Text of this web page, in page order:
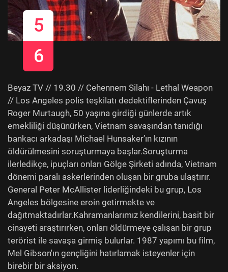
5
6
Beyaz TV // 19.30 // Cehennem Silahı - Lethal Weapon
// Los Angeles polis teşkilatı dedektiflerinden Çavuş
Roger Murtaugh, 50 yaşına girdiği günlerde artık
emekliliği düşünürken, Vietnam savaşından tanıdığı
bankacı arkadaşı Michael Hunsaker’ın kızının
öldürülmesini soruşturmaya başlar.Soruşturma
ilerledikçe, ipuçları onları Gölge Şirketi adında, Vietnam
dönemi paralı askerlerinden oluşan bir gruba ulaştırır.
General Peter McAllister liderliğindeki bu grup, Los
Angeles bölgesine eroin getirmekte ve
dağıtmaktadırlar.Kahramanlarımız kendilerini, basit bir
cinayeti araştırırken, onları öldürmeye çalışan bir grup
terörist ile savaşa girmiş bulurlar. 1987 yapımı bu film,
Mel Gibson'ın gençliğini hatırlamak isteyenler için
birebir bir aksiyon.